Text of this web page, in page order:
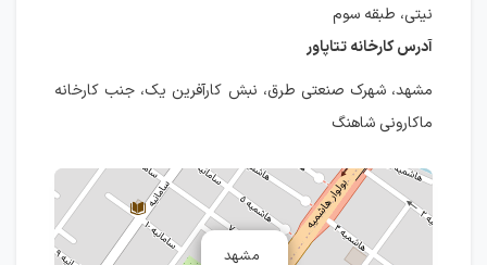
نیتی، طبقه سوم
آدرس کارخانه تتاپاور
مشهد، شهرک صنعتی طرق، نبش کارآفرین یک، جنب کارخانه
ماکارونی شاهنگ
مشهد